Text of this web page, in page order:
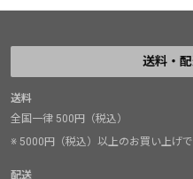
送料・
送料
全国一律 500円（税込）
※ 5000円（税込）以上のお買い上げで
配送